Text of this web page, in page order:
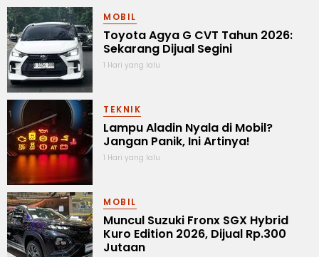
MOBIL
Toyota Agya G CVT Tahun 2026:
Sekarang Dijual Segini
1 Hari yang lalu
TEKNIK
Lampu Aladin Nyala di Mobil?
Jangan Panik, Ini Artinya!
1 Hari yang lalu
MOBIL
Muncul Suzuki Fronx SGX Hybrid
Kuro Edition 2026, Dijual Rp.300
Jutaan